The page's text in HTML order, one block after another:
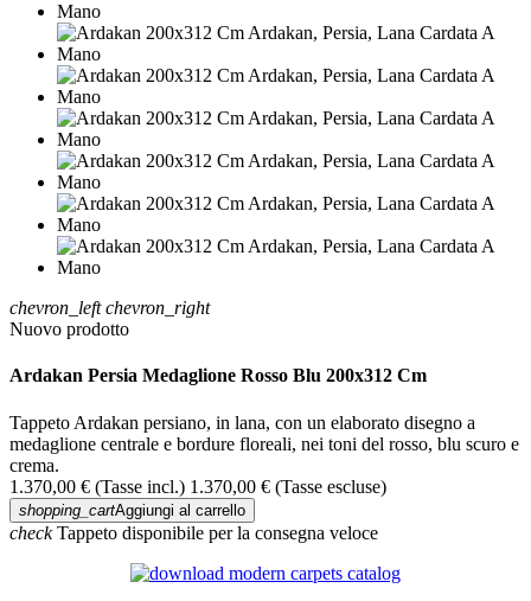
chevron_left chevron_right
Nuovo prodotto
Ardakan Persia Medaglione Rosso Blu 200x312 Cm
Tappeto Ardakan persiano, in lana, con un elaborato disegno a
medaglione centrale e bordure floreali, nei toni del rosso, blu scuro e
crema.
1.370,00 € (Tasse incl.) 1.370,00 € (Tasse escluse)
shopping_cartAggiungi al carrello
checkTappeto disponibile per la consegna veloce